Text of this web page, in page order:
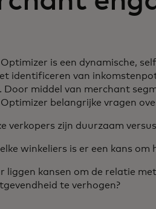
is een dynamische,
identificeren van
Door middel van merchant
belangrijke vragen
verkopers zijn duurzaam
winkeliers is er een kans
liggen kansen om de relatie
te verhogen?